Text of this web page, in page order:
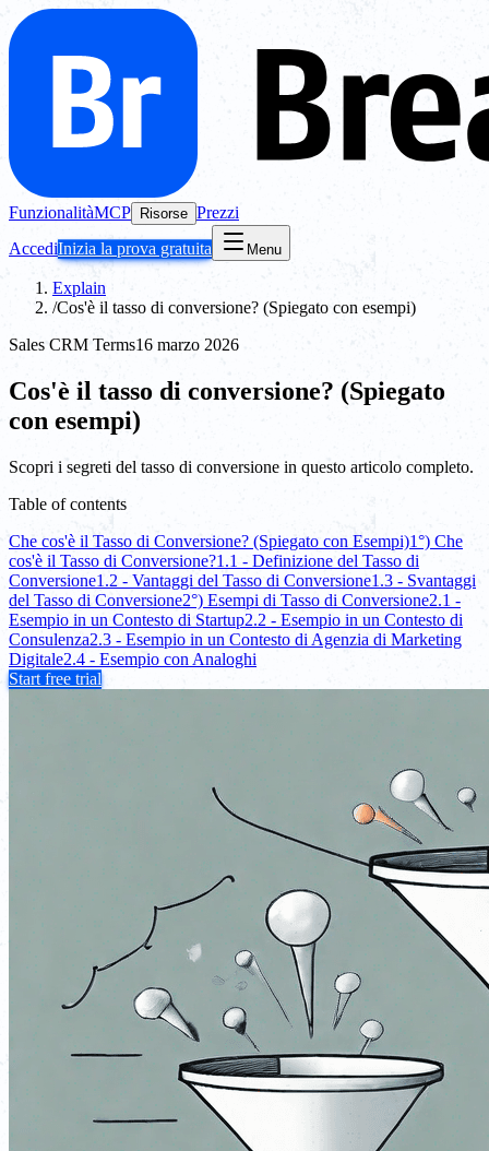
FunzionalitàMCP Risorse Prezzi
AccediInizia la prova gratuita Menu
Explain
/Cos'è il tasso di conversione? (Spiegato con esempi)
Sales CRM Terms16 marzo 2026
Cos'è il tasso di conversione? (Spiegato
con esempi)
Scopri i segreti del tasso di conversione in questo articolo completo.
Table of contents
Che cos'è il Tasso di Conversione? (Spiegato con Esempi)1°) Che
cos'è il Tasso di Conversione?1.1 - Definizione del Tasso di
Conversione1.2 - Vantaggi del Tasso di Conversione1.3 - Svantaggi
del Tasso di Conversione2°) Esempi di Tasso di Conversione2.1 -
Esempio in un Contesto di Startup2.2 - Esempio in un Contesto di
Consulenza2.3 - Esempio in un Contesto di Agenzia di Marketing
Digitale2.4 - Esempio con Analoghi
Start free trial